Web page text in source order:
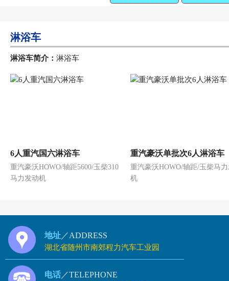
淋浴车
淋浴车简介： 淋浴车
6人重汽国六淋浴车
重汽豪沃HOWO/轴距5600/玉柴310
马力发动机
重汽豪沃单批次6人淋浴车
重汽豪沃HOWO/轴距/玉柴马
机
地址 ／ADDRESS
湖北省随州市南郊程力汽车工业园
电话 ／TELEPHONE